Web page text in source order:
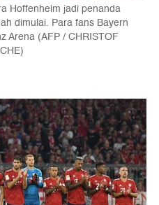
Hoffenheim jadi penanda
dimulai. Para fans Bayern
Arena (AFP / CHRISTOF